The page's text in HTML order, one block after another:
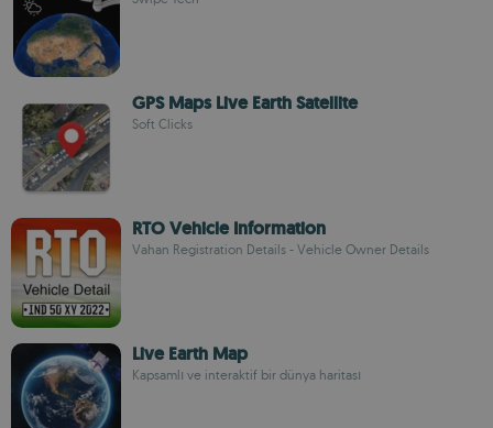
GPS Maps Live Earth Satellite
Soft Clicks
RTO Vehicle Information
Vahan Registration Details - Vehicle Owner Details
Live Earth Map
Kapsamlı ve interaktif bir dünya haritası